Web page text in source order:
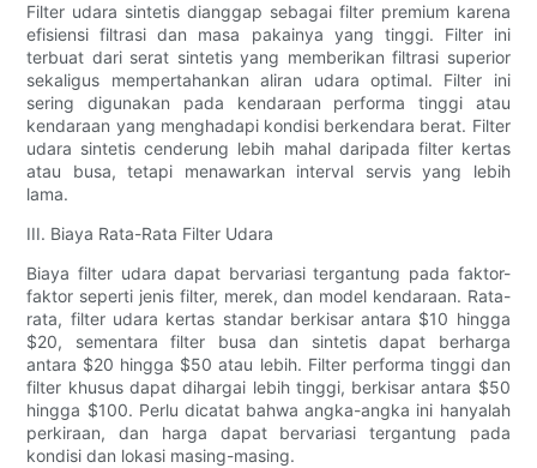
Filter udara sintetis dianggap sebagai filter premium karena
efisiensi filtrasi dan masa pakainya yang tinggi. Filter ini
terbuat dari serat sintetis yang memberikan filtrasi superior
sekaligus mempertahankan aliran udara optimal. Filter ini
sering digunakan pada kendaraan performa tinggi atau
kendaraan yang menghadapi kondisi berkendara berat. Filter
udara sintetis cenderung lebih mahal daripada filter kertas
atau busa, tetapi menawarkan interval servis yang lebih
lama.
III. Biaya Rata-Rata Filter Udara
Biaya filter udara dapat bervariasi tergantung pada faktor-
faktor seperti jenis filter, merek, dan model kendaraan. Rata-
rata, filter udara kertas standar berkisar antara $10 hingga
$20, sementara filter busa dan sintetis dapat berharga
antara $20 hingga $50 atau lebih. Filter performa tinggi dan
filter khusus dapat dihargai lebih tinggi, berkisar antara $50
hingga $100. Perlu dicatat bahwa angka-angka ini hanyalah
perkiraan, dan harga dapat bervariasi tergantung pada
kondisi dan lokasi masing-masing.